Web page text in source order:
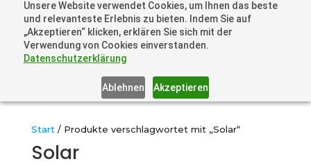
Unsere Website verwendet Cookies, um Ihnen das beste
und relevanteste Erlebnis zu bieten. Indem Sie auf
„Akzeptieren“ klicken, erklären Sie sich mit der
Verwendung von Cookies einverstanden.
Datenschutzerklärung
Ablehnen Akzeptieren
+41 44505 6667 oder +49 157 3598 0006
info@dronelions.academy
Start / Produkte verschlagwortet mit „Solar“
Solar